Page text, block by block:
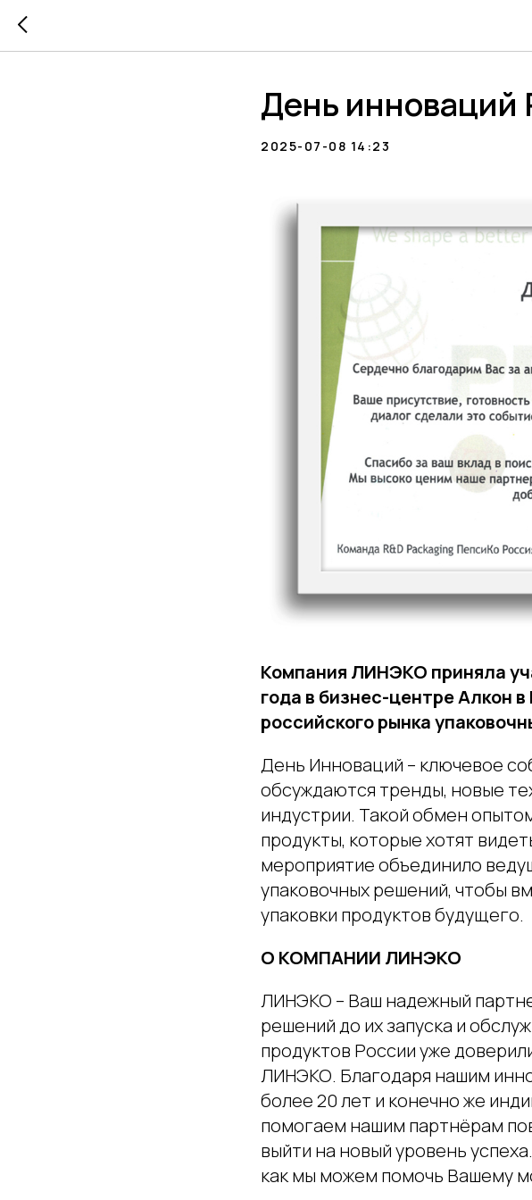
День инноваций
2025-07-08 14:23
Компания ЛИНЭКО приняла
года в бизнес-центре Алкон
российского рынка
День Инноваций – ключевое
обсуждаются тренды, новые
индустрии. Такой обмен
продукты, которые хотят
мероприятие объединило
упаковочных решений, чтобы
упаковки продуктов будущего.
О КОМПАНИИ ЛИНЭКО
ЛИНЭКО – Ваш надежный
решений до их запуска и
продуктов России уже
ЛИНЭКО. Благодаря нашим
более 20 лет и конечно же
помогаем нашим партнёрам
выйти на новый уровень
как мы можем помочь Вашему